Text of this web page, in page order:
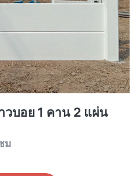
บอย 1 คาน 2 แผ่น
ม